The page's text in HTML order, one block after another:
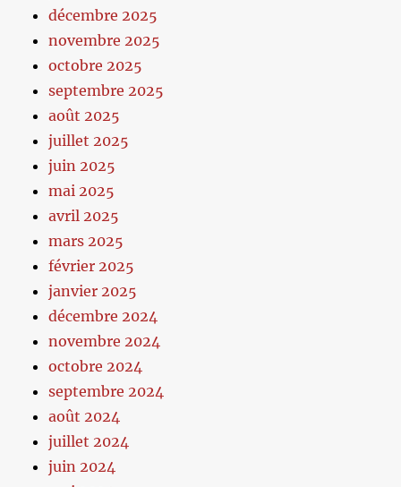
décembre 2025
novembre 2025
octobre 2025
septembre 2025
août 2025
juillet 2025
juin 2025
mai 2025
avril 2025
mars 2025
février 2025
janvier 2025
décembre 2024
novembre 2024
octobre 2024
septembre 2024
août 2024
juillet 2024
juin 2024